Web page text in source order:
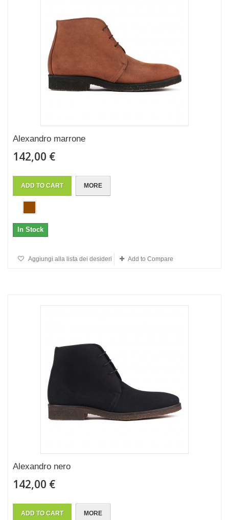
Alexandro marrone
142,00 €
ADD TO CART MORE
In Stock
Aggiungi alla lista dei desideri Add to Compare
Alexandro nero
142,00 €
ADD TO CART MORE